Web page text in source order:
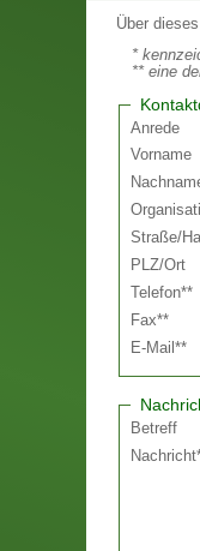
Über
*
** eine
Anrede
Vorname
Straße/
PLZ/Ort
Telefon**
Fax**
E-Mail**
Betreff
Nachricht